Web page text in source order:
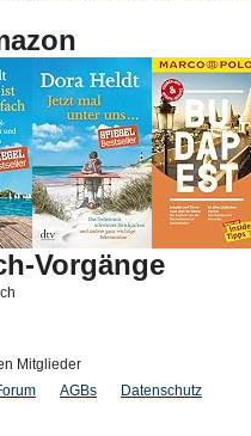
Vorgänge
Mitglieder
AGBs Datenschutz